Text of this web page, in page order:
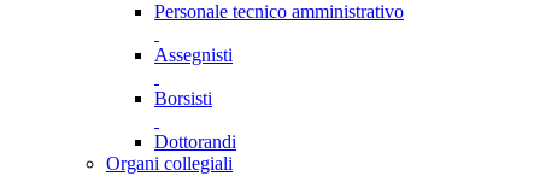
Personale tecnico amministrativo
Assegnisti
Borsisti
Dottorandi
Organi collegiali